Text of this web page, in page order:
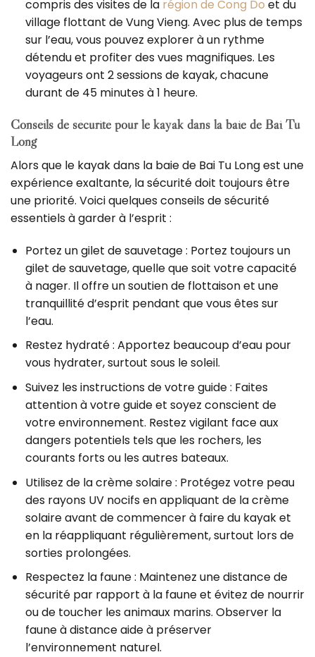
compris des visites de la région de Cong Do et du
village flottant de Vung Vieng. Avec plus de temps
sur l’eau, vous pouvez explorer à un rythme
détendu et profiter des vues magnifiques. Les
voyageurs ont 2 sessions de kayak, chacune
durant de 45 minutes à 1 heure.
Conseils de sécurité pour le kayak dans la baie de Bai Tu
Long
Alors que le kayak dans la baie de Bai Tu Long est une
expérience exaltante, la sécurité doit toujours être
une priorité. Voici quelques conseils de sécurité
essentiels à garder à l’esprit :
Portez un gilet de sauvetage : Portez toujours un
gilet de sauvetage, quelle que soit votre capacité
à nager. Il offre un soutien de flottaison et une
tranquillité d’esprit pendant que vous êtes sur
l’eau.
Restez hydraté : Apportez beaucoup d’eau pour
vous hydrater, surtout sous le soleil.
Suivez les instructions de votre guide : Faites
attention à votre guide et soyez conscient de
votre environnement. Restez vigilant face aux
dangers potentiels tels que les rochers, les
courants forts ou les autres bateaux.
Utilisez de la crème solaire : Protégez votre peau
des rayons UV nocifs en appliquant de la crème
solaire avant de commencer à faire du kayak et
en la réappliquant régulièrement, surtout lors de
sorties prolongées.
Respectez la faune : Maintenez une distance de
sécurité par rapport à la faune et évitez de nourrir
ou de toucher les animaux marins. Observer la
faune à distance aide à préserver
l’environnement naturel.